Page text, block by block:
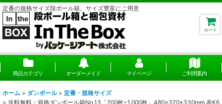
定番の規格サイズ段ボール箱。サイズ豊富にご用意
カート
商品カテゴリ オーダーメイド マイページ ご利用案内
ホーム > ダンボール > 定番・規格サイズ
> 送料無料・規格ダンボール箱No.13「200枚~1,000枚」480×370×330mm 表K6